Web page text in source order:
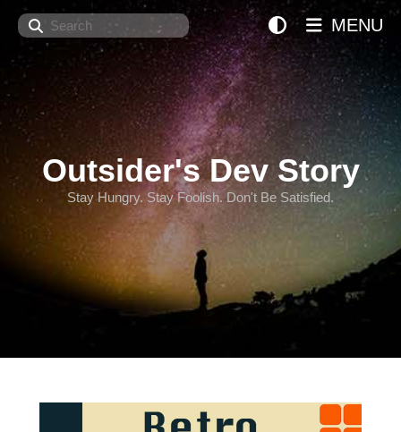
Search
Outsider's Dev Story
Stay Hungry. Stay Foolish. Don't Be Satisfied.
MENU